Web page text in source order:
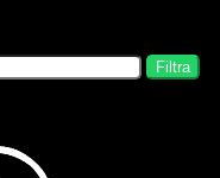
Filtra